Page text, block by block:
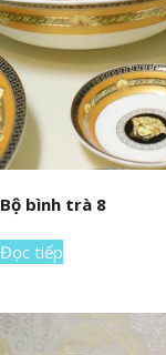
Bộ bình trà 8
Đọc tiếp